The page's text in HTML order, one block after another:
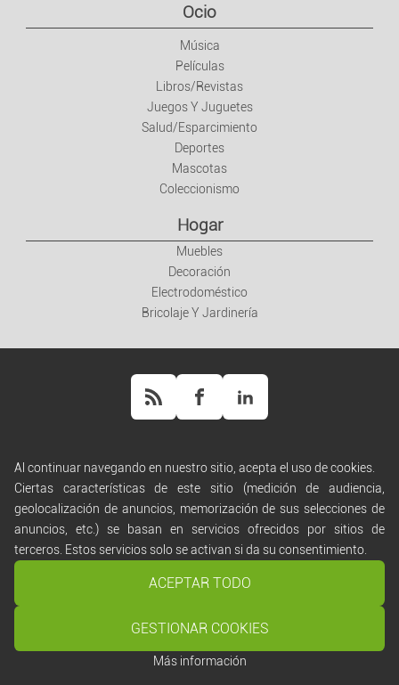
Ocio
Música
Películas
Libros/Revistas
Juegos Y Juguetes
Salud/Esparcimiento
Deportes
Mascotas
Coleccionismo
Hogar
Muebles
Decoración
Electrodoméstico
Bricolaje Y Jardinería
Ayuda
Normas de difusión
Términos de uso
Condiciones generales de venta
Política de confidencialidad
Contáctanos
Copyright ©Script PAG/ Desarrollado porScript PAG
Al continuar navegando en nuestro sitio, acepta el uso de cookies.
Ciertas características de este sitio (medición de audiencia,
geolocalización de anuncios, memorización de sus selecciones de
anuncios, etc.) se basan en servicios ofrecidos por sitios de
terceros. Estos servicios solo se activan si da su consentimiento.
ACEPTAR TODO
GESTIONAR COOKIES
Más información